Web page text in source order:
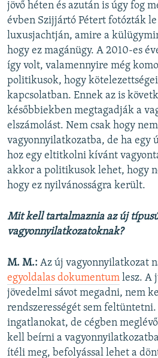
jövő héten és azután is úgy fog
évben Szijjártó Pétert fotózták
luxusjachtján, amire a
hogy ez magánügy. A 2010-es
így volt, valamennyire még
politikusok, hogy
kapcsolatban. Ennek az is
későbbiekben megtagadják a
elszámolást. Nem csak hogy
vagyonnyilatkozatba, de ha egy
hoz egy eltitkolni kívánt
akkor a politikusok lehet, hogy
hogy ez nyilvánosságra került.
Mit kell tartalmaznia az új
vagyonnyilatkozatoknak?
M. M.: Az új vagyonnyilatkozat
egyoldalas dokumentum lesz. A
jövedelmi sávot megadni, nem
rendszerességét sem
ingatlanokat, de cégben
kell beírni a
ítéli meg, befolyással lehet a